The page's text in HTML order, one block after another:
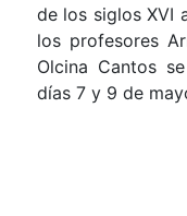
de los siglos XVI
los profesores
Olcina Cantos
días 7 y 9 de